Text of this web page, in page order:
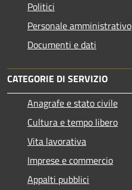
Politici
Personale amministrativo
Documenti e dati
CATEGORIE DI SERVIZIO
Anagrafe e stato civile
Cultura e tempo libero
Vita lavorativa
Imprese e commercio
Appalti pubblici